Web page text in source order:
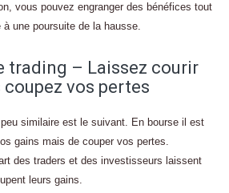
vous pouvez engranger des bénéfices tout
une poursuite de la hausse.
trading – Laissez courir
vos pertes
similaire est le suivant. En bourse il est
gains mais de couper vos pertes.
des traders et des investisseurs laissent
leurs gains.